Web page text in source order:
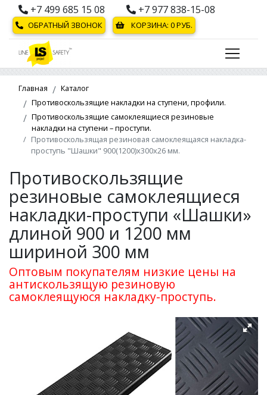
+7 499 685 15 08 +7 977 838-15-08
ОБРАТНЫЙ ЗВОНОК КОРЗИНА: 0РУБ.
Главная
Каталог
Противоскользящие накладки на ступени, профили.
Противоскользящие самоклеящиеся резиновые
накладки на ступени – проступи.
Противоскользящая резиновая самоклеящаяся накладка-
проступь "Шашки" 900(1200)х300х26 мм.
Противоскользящие
резиновые самоклеящиеся
накладки-проступи «Шашки»
длиной 900 и 1200 мм
шириной 300 мм
Оптовым покупателям низкие цены на
антискользящую резиновую
самоклеящуюся накладку-проступь.